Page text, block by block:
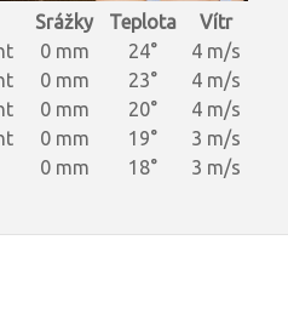
Srážky Teplota
Vítr
0 mm 24°
4 m/s
0 mm 23°
4 m/s
0 mm 20°
4 m/s
0 mm 19°
3 m/s
0 mm 18° 3 m/s